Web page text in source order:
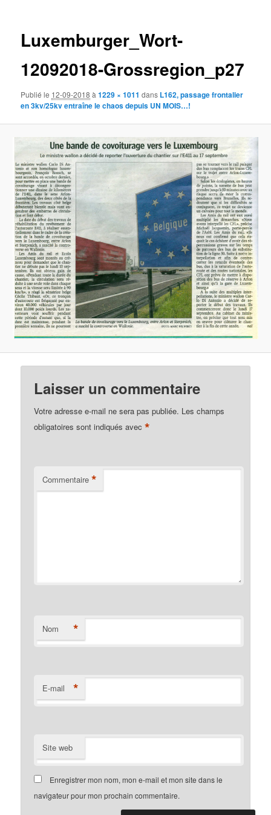
Luxemburger_Wort-
12092018-Grossregion_p27
Publié le 12-09-2018 à1229 × 1011 dans L162, passage frontalier
en 3kv/25kv entraîne le chaos depuis UN MOIS…!
Laisser un commentaire
Votre adresse e-mail ne sera pas publiée. Les champs
obligatoires sont indiqués avec*
Commentaire *
Nom *
E-mail *
Site web
Enregistrer mon nom, mon e-mail et mon site dans le
navigateur pour mon prochain commentaire.